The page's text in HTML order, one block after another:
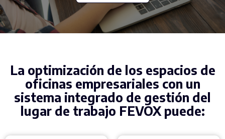
La optimización de los espacios de
oficinas empresariales con un
sistema integrado de gestión del
lugar de trabajo FEVOX puede: